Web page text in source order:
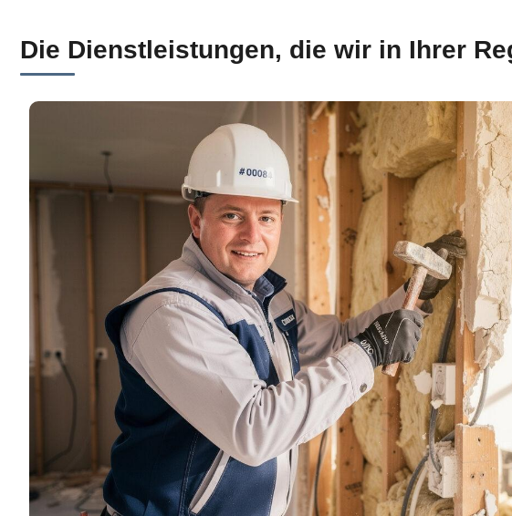
Die Dienstleistungen, die wir in Ihrer